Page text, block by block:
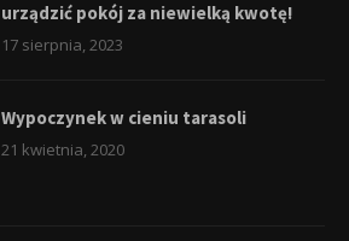
urządzić pokój za niewielką kwotę!
17 sierpnia, 2023
Wypoczynek w cieniu tarasoli
21 kwietnia, 2020